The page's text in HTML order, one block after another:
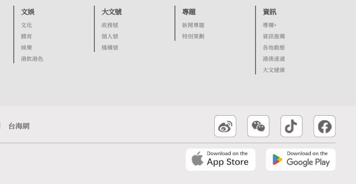
文娛
文化
體育
娛樂
港飲港色
大文號
政務號
個人號
機構號
專題
新聞專題
特別策劃
資訊
專欄+
資訊推薦
各地動態
港澳速遞
大文健康
台海網